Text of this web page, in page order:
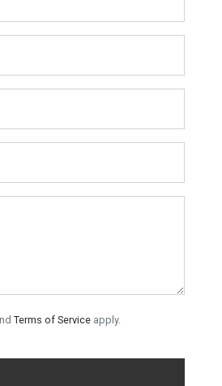
Terms of Serviceapply.
chọn tốt nhất để